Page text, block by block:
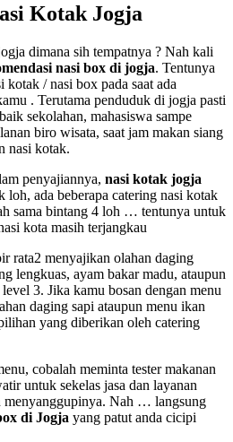
Kotak Jogja
dimana sih tempatnya ? Nah kali
nasi box di jogja. Tentunya
kotak / nasi box pada saat ada
. Terutama penduduk di jogja pasti
sekolahan, mahasiswa sampe
biro wisata, saat jam makan siang
nasi kotak.
penyajiannya, nasi kotak jogja
loh, ada beberapa catering nasi kotak
sama bintang 4 loh … tentunya untuk
kota masih terjangkau
rata2 menyajikan olahan daging
lengkuas, ayam bakar madu, ataupun
3. Jika kamu bosan dengan menu
daging sapi ataupun menu ikan
yang diberikan oleh catering
cobalah meminta tester makanan
untuk sekelas jasa dan layanan
menyanggupinya. Nah … langsung
di Jogja yang patut anda cicipi